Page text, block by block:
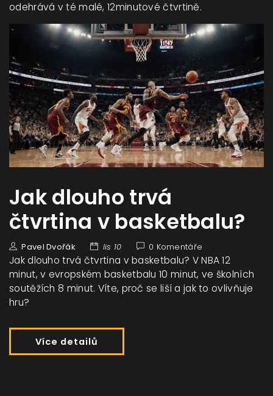
odehrává v té malé, 12minutové čtvrtině.
Jak dlouho trvá
čtvrtina v basketbalu?
Pavel Dvořák lis 10 0 Komentáře
Jak dlouho trvá čtvrtina v basketbalu? V NBA 12
minut, v evropském basketbalu 10 minut, ve školních
soutěžích 8 minut. Víte, proč se liší a jak to ovlivňuje
hru?
Více detailů